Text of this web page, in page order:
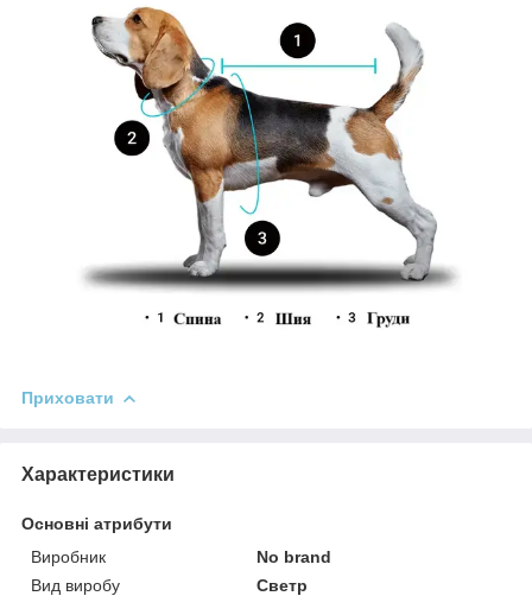
Приховати
Характеристики
Основні атрибути
Виробник
No brand
Вид виробу
Светр